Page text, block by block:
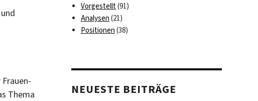
Thema
Vorgestellt(91)
Analysen (21)
Positionen (38)
NEUESTE BEITRÄGE